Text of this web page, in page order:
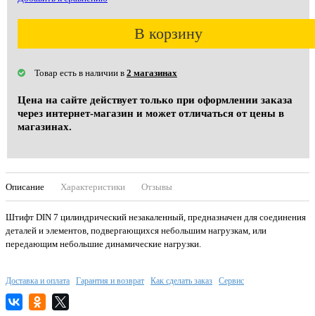
В корзину
Товар есть в наличии в 2 магазинах
Цена на сайте действует только при оформлении заказа
через интернет-магазин и может отличаться от цены в
магазинах.
Описание Характеристики Отзывы
Штифт DIN 7 цилиндрический незакаленный, предназначен для соединения
деталей и элементов, подвергающихся небольшим нагрузкам, или
передающим небольшие динамические нагрузки.
Доставка и оплата Гарантия и возврат Как сделать заказ Сервис